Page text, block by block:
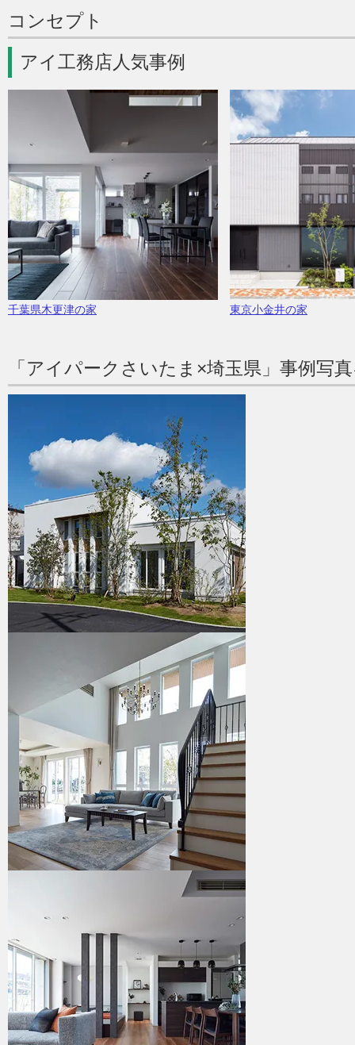
コンセプト
アイ工務店人気事例
千葉県木更津の家 東京小金井の家
「アイパークさいたま×埼玉県」事例写